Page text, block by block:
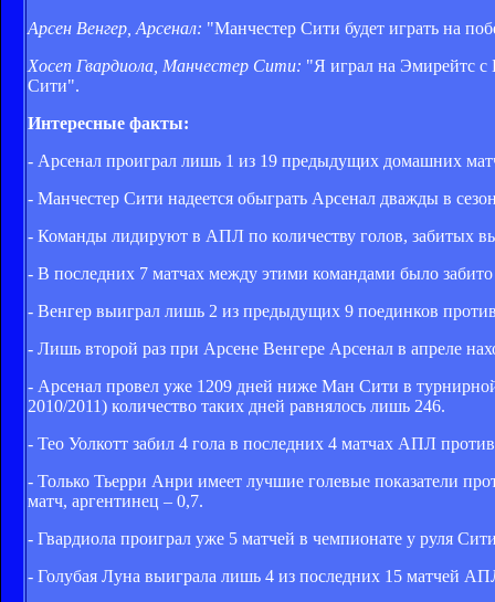
Арсен Венгер, Арсенал: "Манчестер Сити будет играть на
Хосеп Гвардиола, Манчестер Сити: "Я играл на Эмирейтс с
Сити".
Интересные факты:
- Арсенал проиграл лишь 1 из 19 предыдущих домашних
- Манчестер Сити надеется обыграть Арсенал дважды в
- Команды лидируют в АПЛ по количеству голов, забитых
- В последних 7 матчах между этими командами было забито
- Венгер выиграл лишь 2 из предыдущих 9 поединков
- Лишь второй раз при Арсене Венгере Арсенал в апреле
- Арсенал провел уже 1209 дней ниже Ман Сити в
2010/2011) количество таких дней равнялось лишь 246.
- Тео Уолкотт забил 4 гола в последних 4 матчах АПЛ
- Только Тьерри Анри имеет лучшие голевые показатели
матч, аргентинец – 0,7.
- Гвардиола проиграл уже 5 матчей в чемпионате у руля
- Голубая Луна выиграла лишь 4 из последних 15 матчей